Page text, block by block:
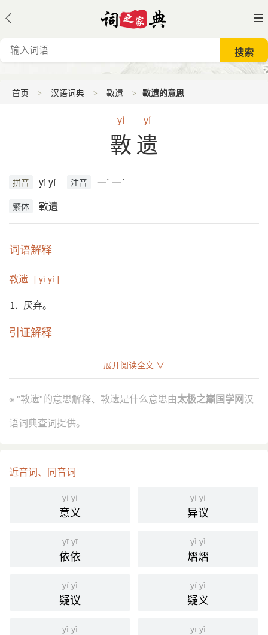
首页 汉语词典 斁遗 斁遗的意思
yì yí
斁遗
拼音 yì yí 注音 一ˋ 一ˊ
繁体 斁遺
词语解释
斁遗 [ yì yí ]
⒈ 厌弃。
引证解释
唐 韩愈 《郓州溪堂诗》：“公在中流，左《诗》右
分字解释
展开阅读全文 ∨
※ "斁遗"的意思解释、斁遗是什么意思由太极之巅国学网汉
语词典查词提供。
近音词、同音词
yì yì
意义
yì yì
异议
yī yī
依依
yì yì
熠熠
yí yì
疑议
yí yì
疑义
yì yì yī yì